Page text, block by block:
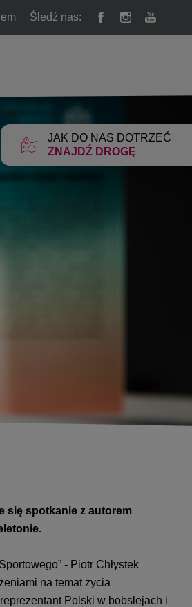
Śledź nas:
JAK DO NAS DOTRZEĆ
ZNAJDŹ DROGĘ
się spotkanie z autorem
- Piotr Chłystek
na temat życia
Polski w bobslejach i